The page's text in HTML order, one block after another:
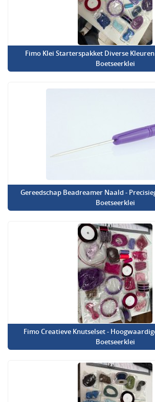
Fimo Klei Starterspakket Diverse
Boetseerklei
Gereedschap Beadreamer Naald -
Boetseerklei
Fimo Creatieve Knutselset -
Boetseerklei